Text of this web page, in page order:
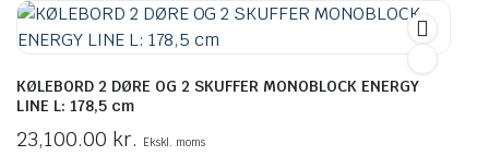
KØLEBORD 2 DØRE OG 2 SKUFFER MONOBLOCK ENERGY
LINE L: 178,5 cm
23,100.00 kr. Ekskl. moms